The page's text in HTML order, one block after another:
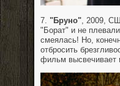
7. "Бруно" , 2009,
"Борат" и не
смеялась! Но,
отбросить
фильм высвечивает